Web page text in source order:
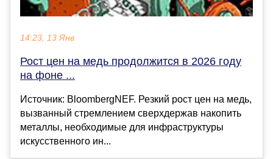
14:23, 13 Янв
Рост цен на медь продолжится в 2026 году
на фоне ...
Источник: BloombergNEF. Резкий рост цен на медь,
вызванный стремлением сверхдержав накопить
металлы, необходимые для инфраструктуры
искусственного ин...